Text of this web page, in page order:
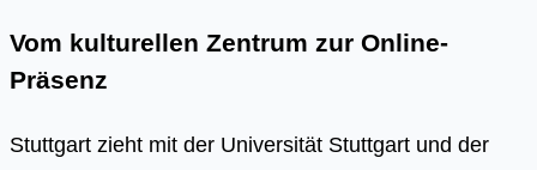
Vom kulturellen Zentrum zur Online-
Präsenz
Stuttgart zieht mit der Universität Stuttgart und der